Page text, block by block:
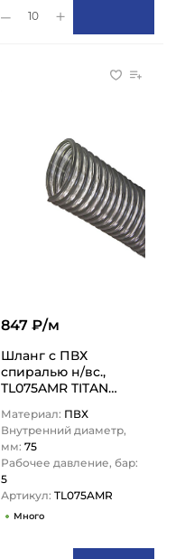
10
847 ₽/м
Шланг с ПВХ
спиралью н/вс.,
TL075AMR TITAN
Материал: ПВХ
Внутренний диаметр,
мм: 75
Рабочее давление, бар:
5
Артикул: TL075AMR
Много